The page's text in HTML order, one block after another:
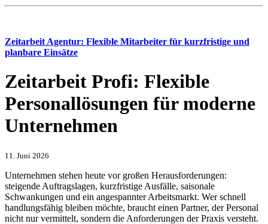
Zeitarbeit Agentur: Flexible Mitarbeiter für kurzfristige und
planbare Einsätze
Zeitarbeit Profi: Flexible
Personallösungen für moderne
Unternehmen
11. Juni 2026
Unternehmen stehen heute vor großen Herausforderungen:
steigende Auftragslagen, kurzfristige Ausfälle, saisonale
Schwankungen und ein angespannter Arbeitsmarkt. Wer schnell
handlungsfähig bleiben möchte, braucht einen Partner, der Personal
nicht nur vermittelt, sondern die Anforderungen der Praxis versteht.